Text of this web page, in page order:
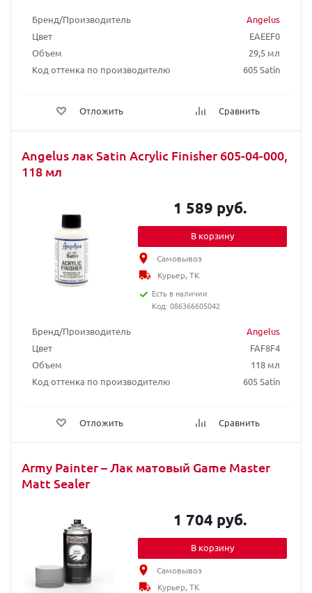
Бренд/Производитель
Angelus
Цвет
EAEEF0
Объем
29,5 мл
Код оттенка по производителю
605 Satin
Отложить Сравнить
Angelus лак Satin Acrylic Finisher 605-04-000,
118 мл
Бренд/Производитель
Angelus
Цвет
FAF8F4
Объем
118 мл
Код оттенка по производителю
605 Satin
Отложить Сравнить
1 589 руб.
В корзину
Самовывоз
Курьер, ТК
Есть в наличии
Код: 086366605042
Army Painter – Лак матовый Game Master
Matt Sealer
1 704 руб.
В корзину
Самовывоз
Курьер, ТК